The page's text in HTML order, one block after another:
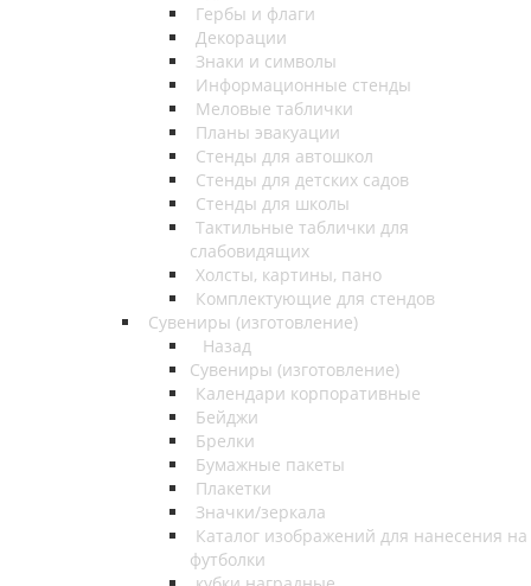
Гербы и флаги
Декорации
Знаки и символы
Информационные стенды
Меловые таблички
Планы эвакуации
Стенды для автошкол
Стенды для детских садов
Стенды для школы
Тактильные таблички для
слабовидящих
Холсты, картины, пано
Комплектующие для стендов
Сувениры (изготовление)
Назад
Сувениры (изготовление)
Календари корпоративные
Бейджи
Брелки
Бумажные пакеты
Плакетки
Значки/зеркала
Каталог изображений для нанесения на
футболки